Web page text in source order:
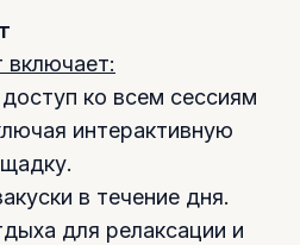
включает:
ко всем сессиям
интерактивную
в течение дня.
для релаксации и